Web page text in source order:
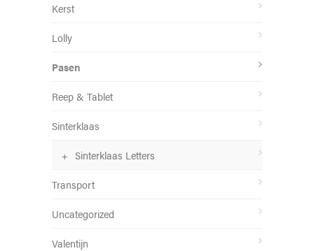
Kerst
Lolly
Pasen
Reep & Tablet
Sinterklaas
Sinterklaas Letters
Transport
Uncategorized
Valentijn